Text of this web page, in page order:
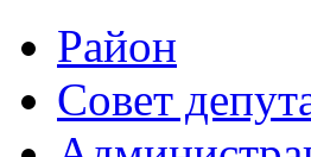
Район
Совет